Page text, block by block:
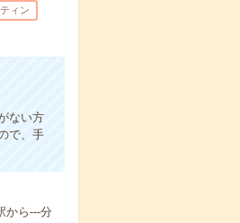
ィン
ない方
で、手
から---分